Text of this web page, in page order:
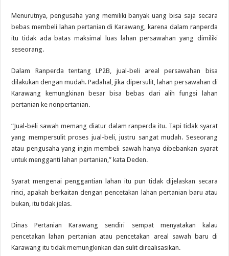
Menurutnya, pengusaha yang memiliki banyak uang bisa saja secara
bebas membeli lahan pertanian di Karawang, karena dalam ranperda
itu tidak ada batas maksimal luas lahan persawahan yang dimiliki
seseorang.
Dalam Ranperda tentang LP2B, jual-beli areal persawahan bisa
dilakukan dengan mudah. Padahal, jika dipersulit, lahan persawahan di
Karawang kemungkinan besar bisa bebas dari alih fungsi lahan
pertanian ke nonpertanian.
“Jual-beli sawah memang diatur dalam ranperda itu. Tapi tidak syarat
yang mempersulit proses jual-beli, justru sangat mudah. Seseorang
atau pengusaha yang ingin membeli sawah hanya dibebankan syarat
untuk mengganti lahan pertanian,” kata Deden.
Syarat mengenai penggantian lahan itu pun tidak dijelaskan secara
rinci, apakah berkaitan dengan pencetakan lahan pertanian baru atau
bukan, itu tidak jelas.
Dinas Pertanian Karawang sendiri sempat menyatakan kalau
pencetakan lahan pertanian atau pencetakan areal sawah baru di
Karawang itu tidak memungkinkan dan sulit direalisasikan.